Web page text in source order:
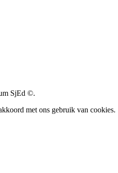
SjEd ©.
met ons gebruik van cookies.